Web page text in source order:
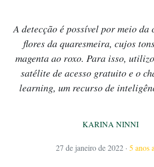
A detecção é possível por meio da
flores da quaresmeira, cujos
magenta ao roxo. Para isso,
satélite de acesso gratuito e o
learning, um recurso de
KARINA NINNI
27 de janeiro de 2022 · 5 anos